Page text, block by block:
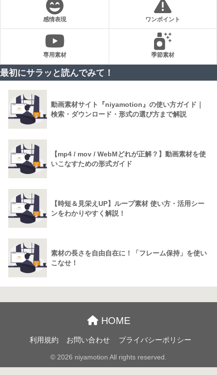
感情表現 ワンポイント
専用素材 季節素材
最初にサラッと読んでみて！
動画素材サイト『niyamotion』の使い方ガイド｜
検索・ダウンロード・形式の選び方まで解説
【mp4 / mov / WebMどれが正解？】動画素材を使
いこなすための形式ガイド
【時短＆見栄えUP】ループ素材 使い方・活用シー
ンをわかりやすく解説！
素材の長さを自由自在に！「フレーム保持」を使い
こなせ！
HOME
利用規約 お問い合わせ プライバシーポリシー
© 2026 niyamotion All rights reserved.